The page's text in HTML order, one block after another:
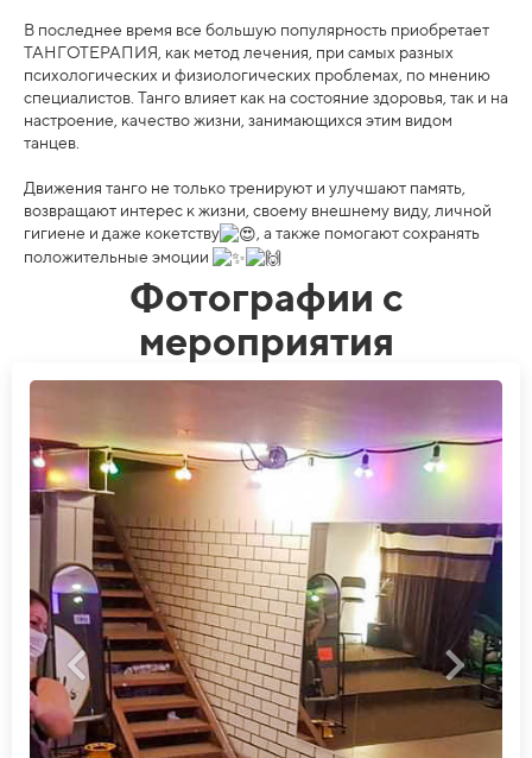
В последнее время все большую популярность приобретает
ТАНГОТЕРАПИЯ, как метод лечения, при самых разных
психологических и физиологических проблемах, по мнению
специалистов. Танго влияет как на состояние здоровья, так и на
настроение, качество жизни, занимающихся этим видом
танцев.⠀
Движения танго не только тренируют и улучшают память,
возвращают интерес к жизни, своему внешнему виду, личной
гигиене и даже кокетству
, а также помогают сохранять
положительные эмоции
Фотографии с
мероприятия